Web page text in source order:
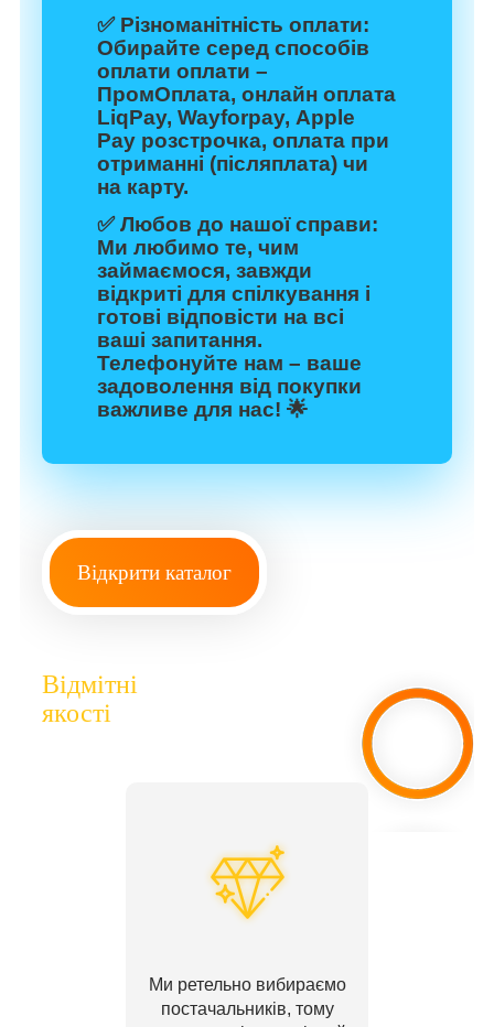
✅ Різноманітність оплати:
Обирайте серед способів
оплати оплати –
ПромОплата, онлайн оплата
LiqPay, Wayforpay, Apple
Pay розстрочка, оплата при
отриманні (післяплата) чи
на карту.
✅Любов до нашої справи:
Ми любимо те, чим
займаємося, завжди
відкриті для спілкування і
готові відповісти на всі
ваші запитання.
Телефонуйте нам – ваше
задоволення від покупки
важливе для нас! 🌟
Відкрити каталог
Відмітні
якості
Ми ретельно вибираємо
постачальників, тому